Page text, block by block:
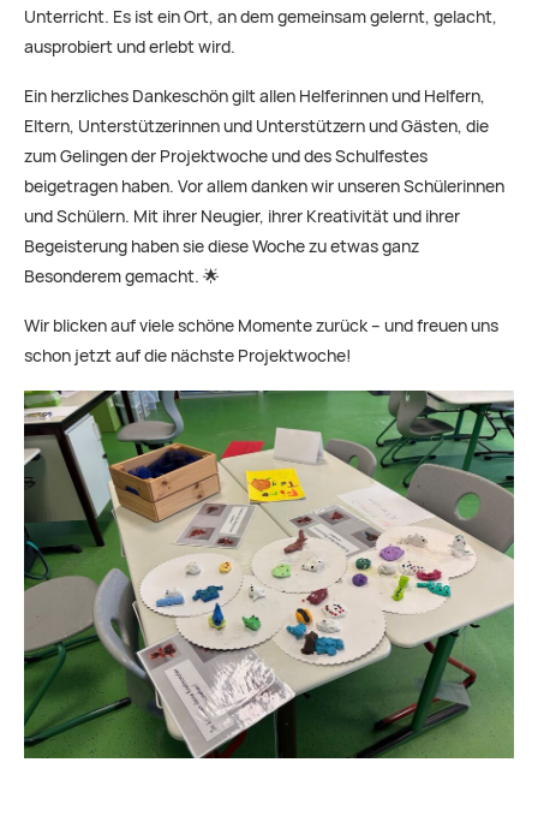
Unterricht. Es ist ein Ort, an dem gemeinsam gelernt, gelacht,
ausprobiert und erlebt wird.
Ein herzliches Dankeschön gilt allen Helferinnen und Helfern,
Eltern, Unterstützerinnen und Unterstützern und Gästen, die
zum Gelingen der Projektwoche und des Schulfestes
beigetragen haben. Vor allem danken wir unseren Schülerinnen
und Schülern. Mit ihrer Neugier, ihrer Kreativität und ihrer
Begeisterung haben sie diese Woche zu etwas ganz
Besonderem gemacht. 🌟
Wir blicken auf viele schöne Momente zurück – und freuen uns
schon jetzt auf die nächste Projektwoche!